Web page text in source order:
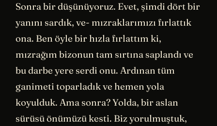
Sonra bir düşünüyoruz. Evet, şimdi dört bir
yanını sardık, ve- mızraklarımızı fırlattık
ona. Ben öyle bir hızla fırlattım ki,
mızrağım bizonun tam sırtına saplandı ve
bu darbe yere serdi onu. Ardınan tüm
ganimeti toparladık ve hemen yola
koyulduk. Ama sonra? Yolda, bir aslan
sürüsü önümüzü kesti. Biz yorulmuştuk,